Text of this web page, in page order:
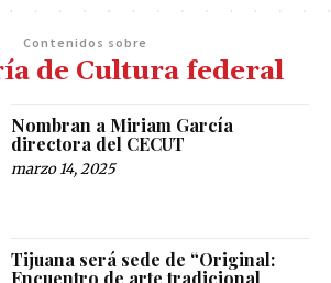
Contenidos sobre
de Cultura federal
Nombran a Miriam García
directora del CECUT
marzo 14, 2025
Tijuana será sede de “Original: